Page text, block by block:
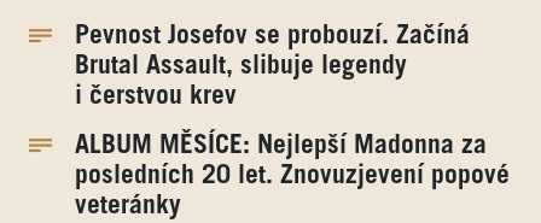
Pevnost Josefov se probouzí. Začíná
Brutal Assault, slibuje legendy
i čerstvou krev
ALBUM MĚSÍCE: Nejlepší Madonna za
posledních 20 let. Znovuzjevení popové
veteránky